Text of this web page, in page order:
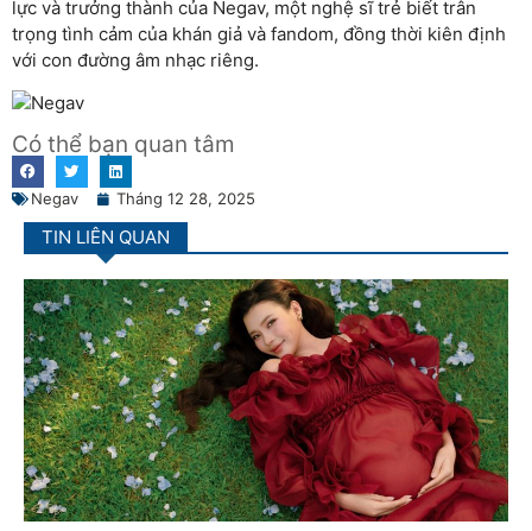
lực và trưởng thành của Negav, một nghệ sĩ trẻ biết trân
trọng tình cảm của khán giả và fandom, đồng thời kiên định
với con đường âm nhạc riêng.
Có thể bạn quan tâm
Negav Tháng 12 28, 2025
TIN LIÊN QUAN